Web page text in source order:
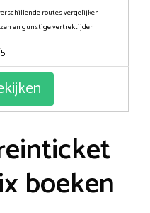
routes vergelijken
en gunstige vertrektijden
boeken